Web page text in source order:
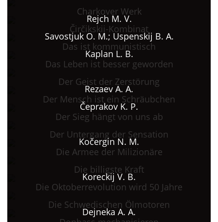
Charkover Werk
Rejch M. V.
Čirčikskij-Kombinat
Savostjuk O. M.; Uspenskij B. A.
Das ist kommunistisch
Kaplan L. B.
Das Leben ist besser geworden
Der Geist der Zerstörung
Rezaev A. A.
Der Mensch ist ein Schräubchen
Čeprakov K. P.
Der Sieg hängt von uns ab
Der Untergang der Sensation
Kočergin N. M.
Die Armee der Milizionäre
Die billigste Kraft
Koreckij V. B.
Die Oktoberrevolution wird 50 Jahre
Die Schwedischen Ölmotoren
Dejneka A. A.